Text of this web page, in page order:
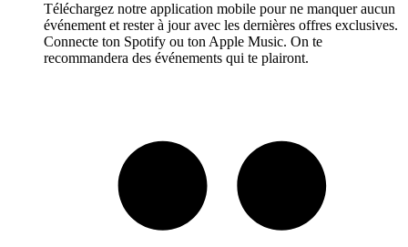
Téléchargez notre application mobile pour ne manquer aucun
événement et rester à jour avec les dernières offres exclusives.
Connecte ton Spotify ou ton Apple Music. On te
recommandera des événements qui te plairont.